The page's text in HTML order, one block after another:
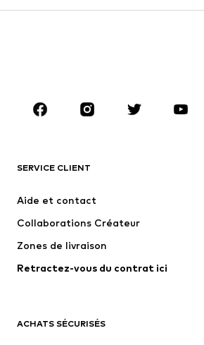
Accessoires
Premium
Nouveautés
Lingerie
Manteaux
Jupes
SERVICE CLIENT
Aide et contact
Collaborations Créateur
Zones de livraison
Retractez-vous du contrat ici
ACHATS SÉCURISÉS